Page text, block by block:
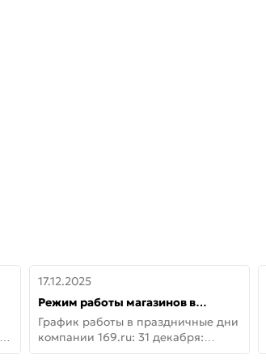
17.12.2025
Режим работы магазинов в
праздничные дни с 31 декабря по
11 января
График работы в праздничные дни
компании 169.ru: 31 декабря:
Заказы, самовывоз и доставки —